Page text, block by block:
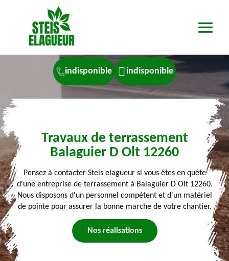
indisponible indisponible
Travaux de terrassement
Balaguier D Olt 12260
Pensez à contacter Steis elagueur si vous êtes en quête
d'une entreprise de terrassement à Balaguier D Olt 12260.
Nous disposons d'un personnel compétent et d'un matériel
de pointe pour assurer la bonne marche de votre chantier.
Nos réalisations